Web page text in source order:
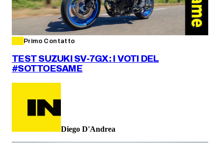
Primo Contatto
TEST SUZUKI SV-7GX: I VOTI DEL
#SOTTOESAME
Diego D'Andrea